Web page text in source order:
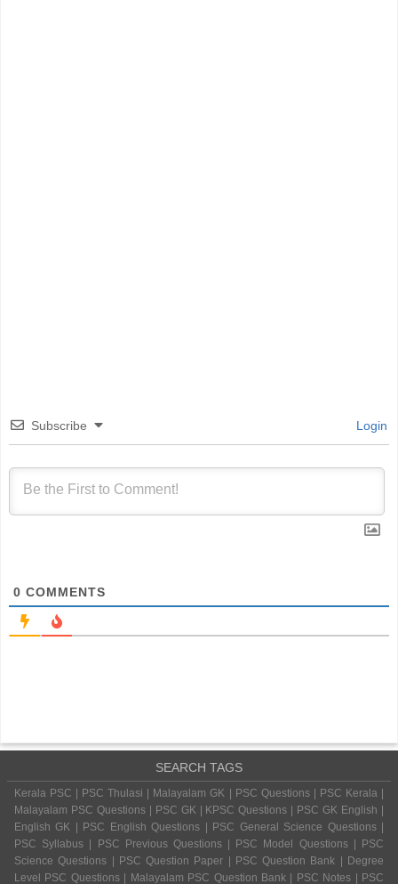
Subscribe Login
0 COMMENTS
SEARCH TAGS
Kerala PSC | PSC Thulasi | Malayalam GK | PSC Questions | PSC Kerala |
Malayalam PSC Questions | PSC GK | KPSC Questions | PSC GK English |
English GK | PSC English Questions | PSC General Science Questions |
PSC Syllabus | PSC Previous Questions | PSC Model Questions | PSC
Science Questions | PSC Question Paper | PSC Question Bank | Degree
Level PSC Questions | Malayalam PSC Question Bank | PSC Notes | PSC